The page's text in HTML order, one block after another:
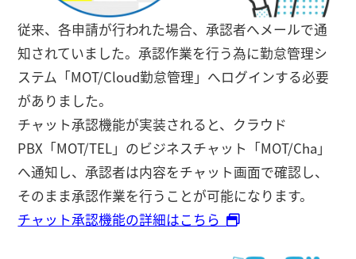
従来、各申請が行われた場合、承認者へメールで通
知されていました。承認作業を行う為に勤怠管理シ
ステム「MOT/Cloud勤怠管理」へログインする必要
がありました。
チャット承認機能が実装されると、クラウド
PBX「MOT/TEL」のビジネスチャット「MOT/Cha」
へ通知し、承認者は内容をチャット画面で確認し、
そのまま承認作業を行うことが可能になります。
チャット承認機能の詳細はこちら